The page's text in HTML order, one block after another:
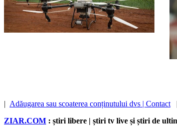
| Adăugarea sau scoaterea conținutului dvs | Contact
ZIAR.COM : știri libere | știri tv live și știri de